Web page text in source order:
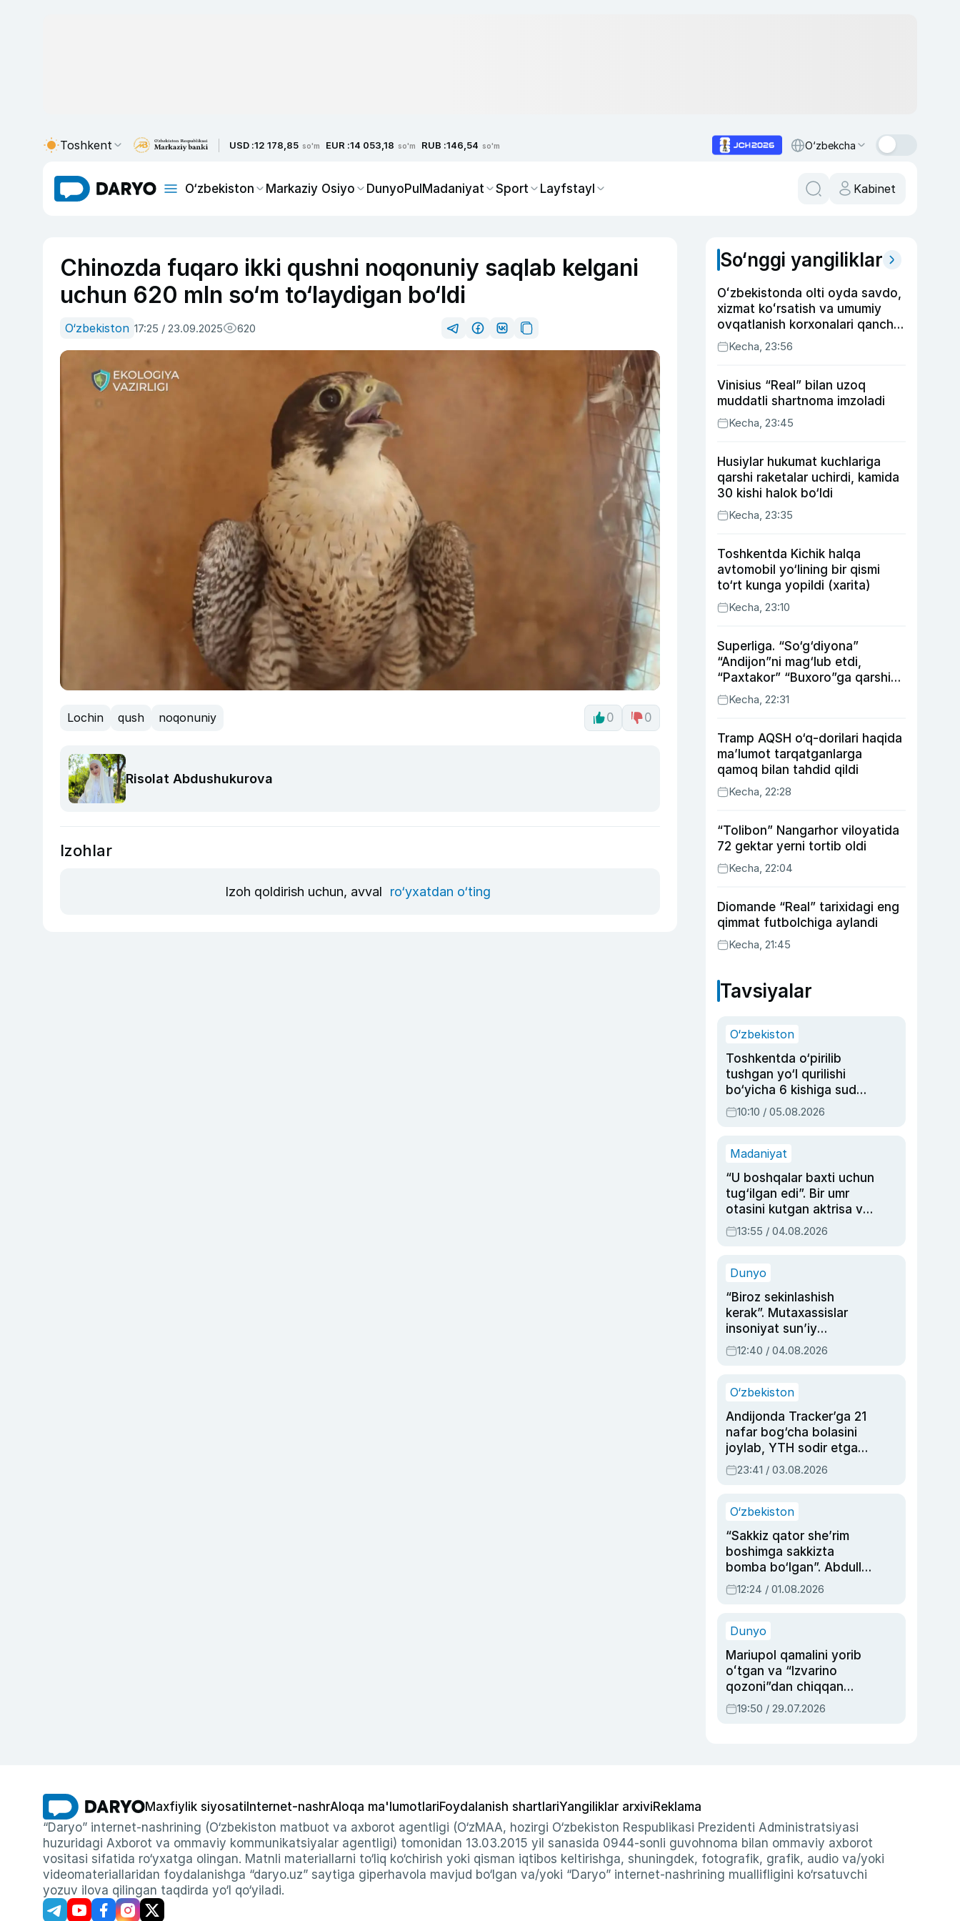
Toshkent USD :12 178,85 so'm EUR :14 053,18 so'm RUB :146,54 so'm O‘zbekcha
O‘zbekiston Markaziy Osiyo DunyoPulMadaniyat Sport Layfstayl Kabinet
Chinozda fuqaro ikki qushni noqonuniy saqlab kelgani
uchun 620 mln so‘m to‘laydigan bo‘ldi
O‘zbekiston 17:25 / 23.09.2025 620
Lochin qush noqonuniy 0 0
Risolat Abdushukurova
Izohlar
Izoh qoldirish uchun, avval ro‘yxatdan o‘ting
So‘nggi yangiliklar
Oʻzbekistonda olti oyda savdo,
xizmat koʻrsatish va umumiy
ovqatlanish korxonalari qancha
soliq toʻlagani ochiqlandi
Kecha, 23:56
Vinisius “Real” bilan uzoq
muddatli shartnoma imzoladi
Kecha, 23:45
Husiylar hukumat kuchlariga
qarshi raketalar uchirdi, kamida
30 kishi halok bo‘ldi
Kecha, 23:35
Toshkentda Kichik halqa
avtomobil yo‘lining bir qismi
to‘rt kunga yopildi (xarita)
Kecha, 23:10
Superliga. “So‘g‘diyona”
“Andijon”ni mag‘lub etdi,
“Paxtakor” “Buxoro”ga qarshi
bahsda g‘alabani qo‘ldan
chiqardi
Kecha, 22:31
Tramp AQSH o‘q-dorilari haqida
ma’lumot tarqatganlarga
qamoq bilan tahdid qildi
Kecha, 22:28
“Tolibon” Nangarhor viloyatida
72 gektar yerni tortib oldi
Kecha, 22:04
Diomande “Real” tarixidagi eng
qimmat futbolchiga aylandi
Kecha, 21:45
Tavsiyalar
O‘zbekiston
Toshkentda o‘pirilib
tushgan yo‘l qurilishi
bo‘yicha 6 kishiga sud
hukmi o‘qildi
10:10 / 05.08.2026
Madaniyat
“U boshqalar baxti uchun
tug‘ilgan edi”. Bir umr
otasini kutgan aktrisa va
dublyaj ustasi Rimma
Ahmedovaning
13:55 / 04.08.2026
Dunyo
“Biroz sekinlashish
kerak”. Mutaxassislar
insoniyat sun’iy
intellektni boshqara
olmay qolishidan xavotir
12:40 / 04.08.2026
O‘zbekiston
Andijonda Tracker’ga 21
nafar bog‘cha bolasini
joylab, YTH sodir etgan
ayolga sud hukmi o‘qildi
23:41 / 03.08.2026
O‘zbekiston
“Sakkiz qator she’rim
boshimga sakkizta
bomba bo‘lgan”. Abdulla
Oripovni siyosiy
ayblovlardan asrab
12:24 / 01.08.2026
Dunyo
Mariupol qamalini yorib
oʻtgan va “Izvarino
qozoni”dan chiqqan
qahramon — Ukraina
armiyasi bosh
19:50 / 29.07.2026
Maxfiylik siyosati Internet-nashrAloqa ma'lumotlariFoydalanish shartlariYangiliklar arxiviReklama
“Daryo” internet-nashrining (O‘zbekiston matbuot va axborot agentligi (O‘zMAA, hozirgi O‘zbekiston Respublikasi Prezidenti Administratsiyasi
huzuridagi Axborot va ommaviy kommunikatsiyalar agentligi) tomonidan 13.03.2015 yil sanasida 0944-sonli guvohnoma bilan ommaviy axborot
vositasi sifatida ro‘yxatga olingan. Matnli materiallarni to‘liq ko‘chirish yoki qisman iqtibos keltirishga, shuningdek, fotografik, grafik, audio va/yoki
videomateriallaridan foydalanishga “daryo.uz” saytiga giperhavola mavjud bo‘lgan va/yoki “Daryo” internet-nashrining muallifligini ko‘rsatuvchi
yozuv ilova qilingan taqdirda yo‘l qo‘yiladi.